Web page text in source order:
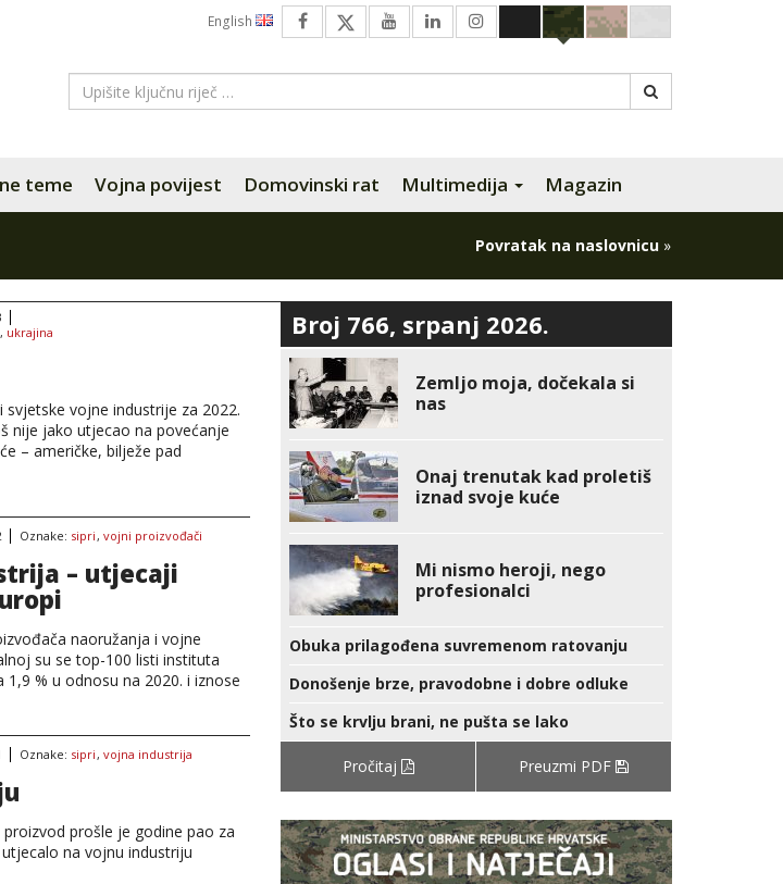
English
teme Vojna povijest Domovinski rat Multimedija Magazin
Povratak na naslovnicu »
, ukrajina
vojne industrije za 2022.
nije jako utjecao na povećanje
– američke, bilježe pad
Oznake: sipri, vojni proizvođači
– utjecaji
naoružanja i vojne
su se top-100 listi instituta
1,9 % u odnosu na 2020. i iznose
Oznake: sipri, vojna industrija
prošle je godine pao za
na vojnu industriju
Broj 766, srpanj 2026.
Zemljo moja, dočekala si
nas
Onaj trenutak kad proletiš
iznad svoje kuće
Mi nismo heroji, nego
profesionalci
Obuka prilagođena suvremenom ratovanju
Donošenje brze, pravodobne i dobre odluke
Što se krvlju brani, ne pušta se lako
Pročitaj Preuzmi PDF